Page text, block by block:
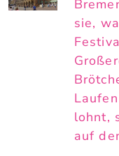
sie,
lohnt,
auf